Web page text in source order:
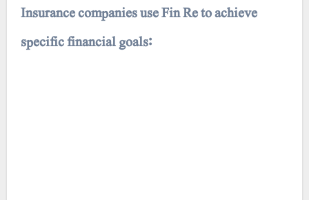
Insurance companies use Fin Re to achieve
specific financial goals: